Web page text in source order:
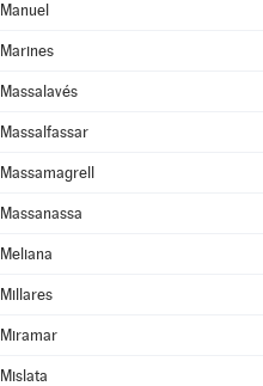
Manuel
Marines
Massalavés
Massalfassar
Massamagrell
Massanassa
Meliana
Millares
Miramar
Mislata